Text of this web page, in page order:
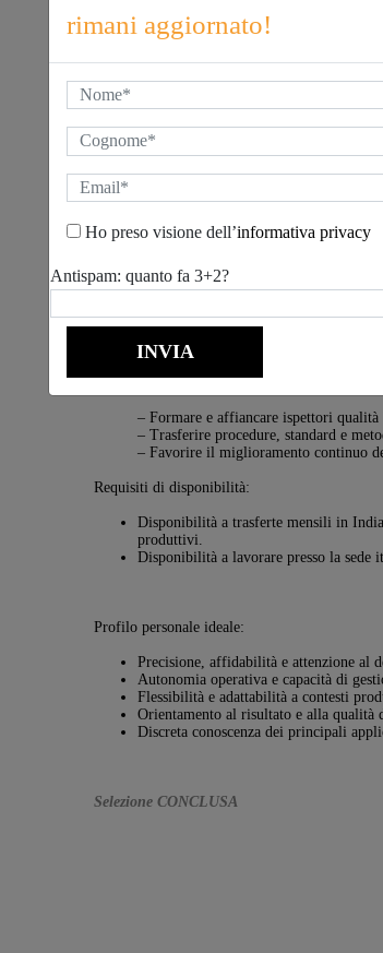
rimani aggiornato!
Ho preso visione dell’informativa privacy
Antispam: quanto fa 3+2?
Competenze tecniche richieste al Quality
Esperienza nel controllo qualità nel
Conoscenza approfondita di:
– Tessuti, maglieria, materiali
– Processi produttivi di abbigliamento
– Standard qualitativi, AQL e
Capacità di lettura e interpretazione
Buona conoscenza della lingua
locali.
Competenze relazionali e metodologiche:
Spiccate capacità relazionali e
Approccio strutturato e metodologico
Capacità di:
– Formare e affiancare ispettori
– Trasferire procedure, standard e
– Favorire il miglioramento continuo
Requisiti di disponibilità:
Disponibilità a trasferte mensili in
produttivi.
Disponibilità a lavorare presso la
Profilo personale ideale:
Precisione, affidabilità e attenzione al
Autonomia operativa e capacità di
Flessibilità e adattabilità a contesti
Orientamento al risultato e alla qualità
Discreta conoscenza dei principali
Selezione CONCLUSA